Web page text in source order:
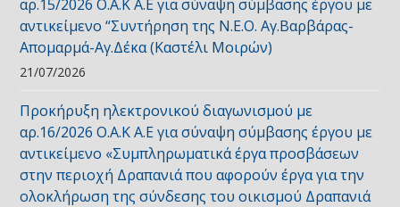
αρ.15/2026 Ο.Α.Κ Α.Ε για σύναψη σύμβασης έργου με
αντικείμενο “Συντήρηση της Ν.Ε.Ο. Αγ.Βαρβάρας-
Απομαρμά-Αγ.Δέκα (Καστέλι Μοιρών)
21/07/2026
Προκήρυξη ηλεκτρονικού διαγωνισμού με
αρ.16/2026 Ο.Α.Κ Α.Ε για σύναψη σύμβασης έργου με
αντικείμενο «Συμπληρωματικά έργα προσβάσεων
στην περιοχή Δραπανιά που αφορούν έργα για την
ολοκλήρωση της σύνδεσης του οικισμού Δραπανιά